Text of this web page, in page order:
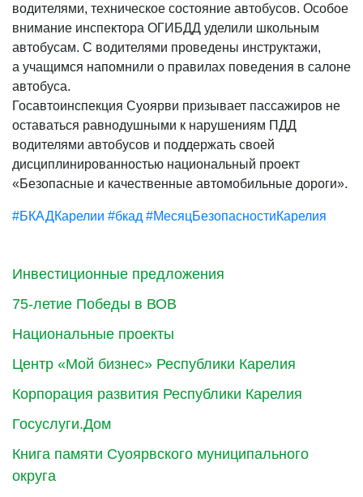
Инвестиционные предложения
75-летие Победы в ВОВ
Национальные проекты
Центр «Мой бизнес» Республики Карелия
Корпорация развития Республики Карелия
Госуслуги.Дом
Книга памяти Суоярвского муниципального
округа
водителями, техническое состояние автобусов. Особое
внимание инспектора ОГИБДД уделили школьным
автобусам. С водителями проведены инструктажи,
а учащимся напомнили о правилах поведения в салоне
автобуса.
Госавтоинспекция Суоярви призывает пассажиров не
оставаться равнодушными к нарушениям ПДД
водителями автобусов и поддержать своей
дисциплинированностью национальный проект
«Безопасные и качественные автомобильные дороги».
#БКАДКарелии #бкад #МесяцБезопасностиКарелия